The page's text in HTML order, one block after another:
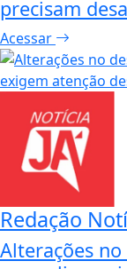
precisam
Acessar
Redação
Alterações